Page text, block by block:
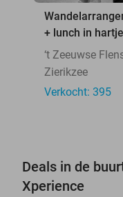
+ lunch in
‘t Zeeuwse
Zierikzee
Verkocht: 395
Deals in de
Xperience